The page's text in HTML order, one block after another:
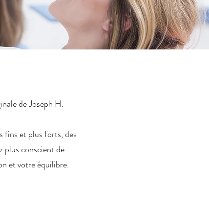
de Joseph H.
fins et plus forts, des
plus conscient de
et votre équilibre.